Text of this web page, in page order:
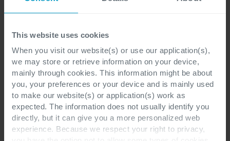
This website uses cookies
When you visit our website(s) or use our application(s),
we may store or retrieve information on your device,
mainly through cookies. This information might be about
you, your preferences or your device and is mainly used
to make our website(s) or application(s) work as
expected. The information does not usually identify you
directly, but it can give you a more personalized web
experience. Because we respect your right to privacy,
kunt inzetten of kan aanpassen aan je specifieke